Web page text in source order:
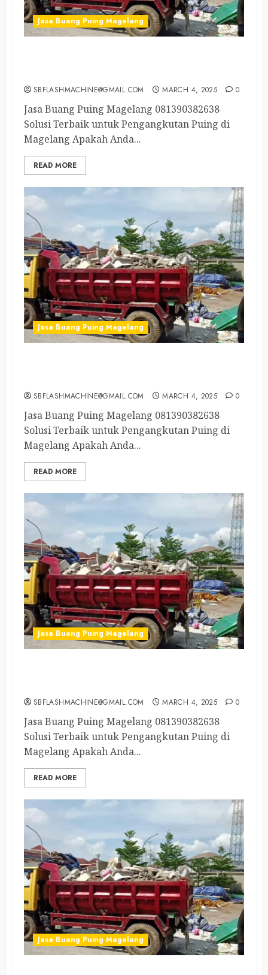
Jasa Buang Puing Magelang
SBFLASHMACHINE@GMAIL.COM MARCH 4, 2025 0
Jasa Buang Puing Magelang 081390382638
Solusi Terbaik untuk Pengangkutan Puing di
Magelang Apakah Anda...
READ MORE
Jasa Buang Puing Magelang
SBFLASHMACHINE@GMAIL.COM MARCH 4, 2025 0
Jasa Buang Puing Magelang 081390382638
Solusi Terbaik untuk Pengangkutan Puing di
Magelang Apakah Anda...
READ MORE
Jasa Buang Puing Magelang
SBFLASHMACHINE@GMAIL.COM MARCH 4, 2025 0
Jasa Buang Puing Magelang 081390382638
Solusi Terbaik untuk Pengangkutan Puing di
Magelang Apakah Anda...
READ MORE
Jasa Buang Puing Magelang